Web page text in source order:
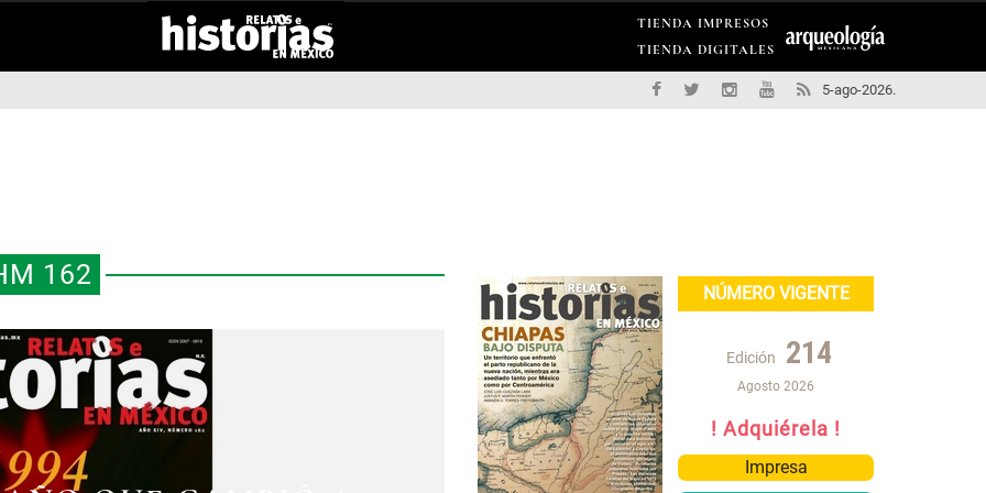
TIENDA IMPRESOS
TIENDA DIGITALES
5-ago-2026.
162
NÚMERO VIGENTE
Edición 214
Agosto 2026
! Adquiérela !
Impresa